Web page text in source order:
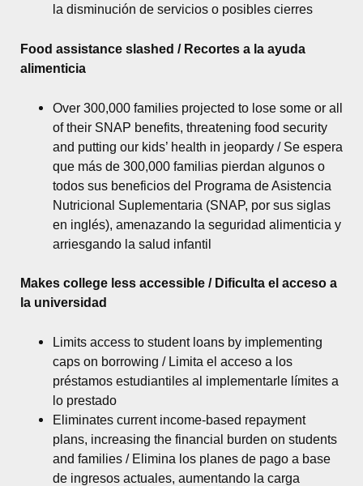
la disminución de servicios o posibles cierres
Food assistance slashed / Recortes a la ayuda
alimenticia
Over 300,000 families projected to lose some or all
of their SNAP benefits, threatening food security
and putting our kids’ health in jeopardy / Se espera
que más de 300,000 familias pierdan algunos o
todos sus beneficios del Programa de Asistencia
Nutricional Suplementaria (SNAP, por sus siglas
en inglés), amenazando la seguridad alimenticia y
arriesgando la salud infantil
Makes college less accessible / Dificulta el acceso a
la universidad
Limits access to student loans by implementing
caps on borrowing / Limita el acceso a los
préstamos estudiantiles al implementarle límites a
lo prestado
Eliminates current income-based repayment
plans, increasing the financial burden on students
and families / Elimina los planes de pago a base
de ingresos actuales, aumentando la carga